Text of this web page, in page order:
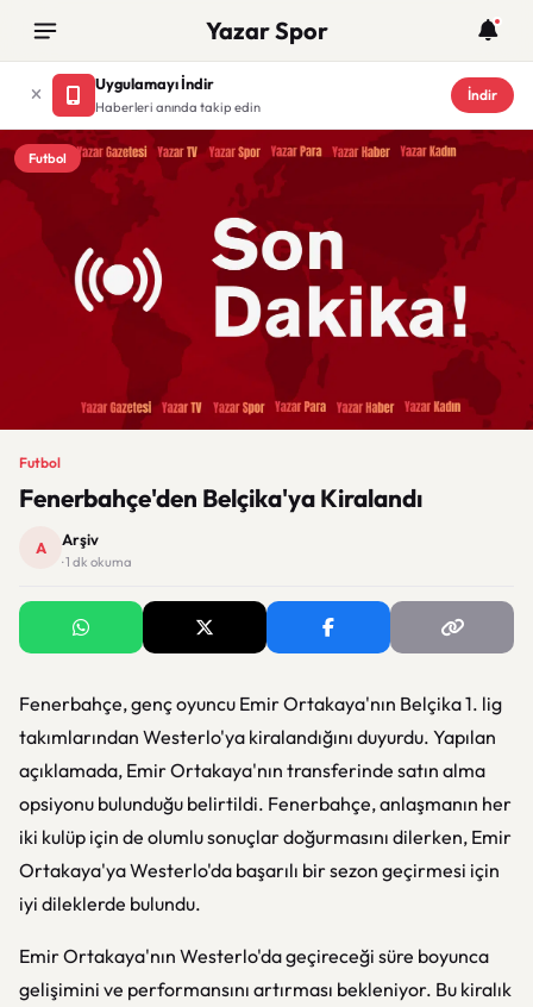
Yazar Spor
Uygulamayı İndir
Haberleri anında takip edin
İndir
Futbol
Futbol
Fenerbahçe'den Belçika'ya Kiralandı
A Arşiv
· 1 dk okuma
Fenerbahçe, genç oyuncu Emir Ortakaya'nın Belçika 1. lig
takımlarından Westerlo'ya kiralandığını duyurdu. Yapılan
açıklamada, Emir Ortakaya'nın transferinde satın alma
opsiyonu bulunduğu belirtildi. Fenerbahçe, anlaşmanın her
iki kulüp için de olumlu sonuçlar doğurmasını dilerken, Emir
Ortakaya'ya Westerlo'da başarılı bir sezon geçirmesi için
iyi dileklerde bulundu.
Emir Ortakaya'nın Westerlo'da geçireceği süre boyunca
gelişimini ve performansını artırması bekleniyor. Bu kiralık